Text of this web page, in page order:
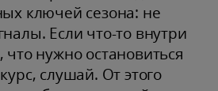
ключей сезона: не
Если что-то внутри
что нужно остановиться
слушай. От этого